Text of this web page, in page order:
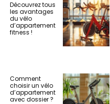
Découvrez tous
les avantages
du vélo
d’appartement
fitness !
Comment
choisir un vélo
d’appartement
avec dossier ?